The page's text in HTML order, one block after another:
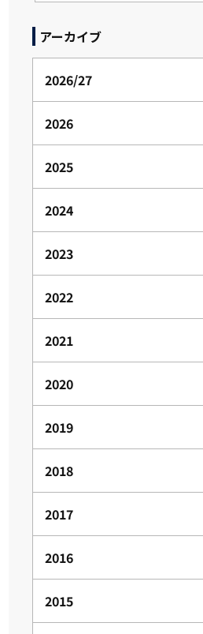
アーカイブ
2026/27
2026
2025
2024
2023
2022
2021
2020
2019
2018
2017
2016
2015